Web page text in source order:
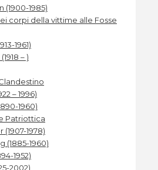
(1900-1985)
corpi della vittime alle Fosse
1961)
– )
– 1996)
1960)
Patriottica
1978)
(1885-1960)
1952)
2002)